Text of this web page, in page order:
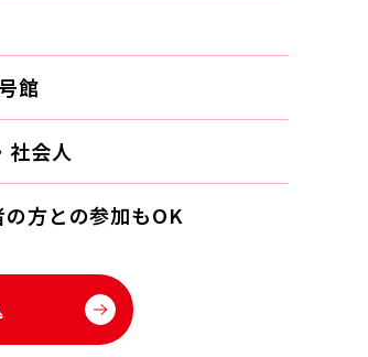
館
社会人
方との参加もOK